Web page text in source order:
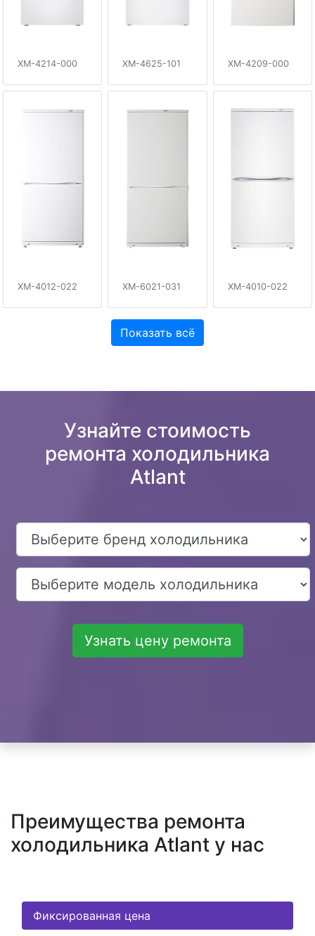
XM-4214-000 XM-4625-101 XM-4209-000
XM-4012-022 XM-6021-031 XM-4010-022
Показать всё
Узнайте стоимость
ремонта холодильника
Atlant
Узнать цену ремонта
Преимущества ремонта
холодильника Atlant у нас
Фиксированная цена